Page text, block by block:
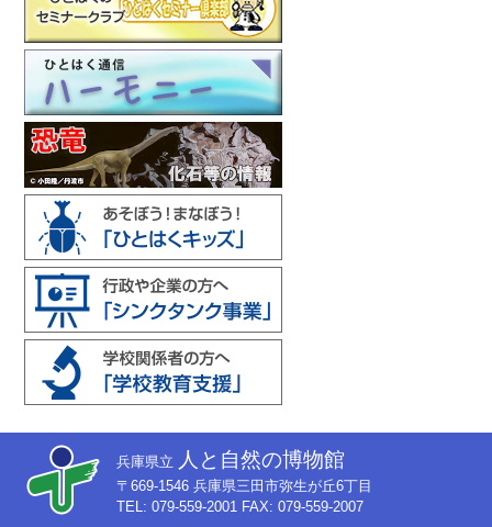
兵庫県立 人と自然の博物館
〒669-1546 兵庫県三田市弥生が丘6丁目
TEL: 079-559-2001 FAX: 079-559-2007